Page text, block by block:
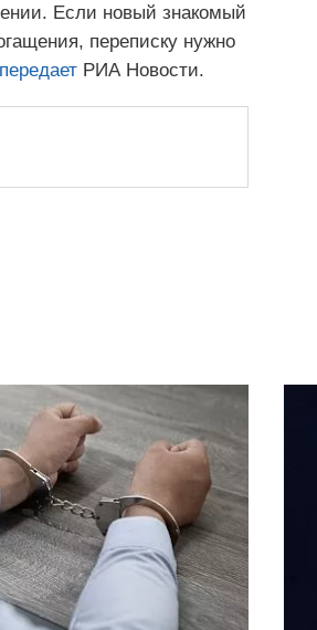
Если новый знакомый
переписку нужно
передаетРИА Новости.